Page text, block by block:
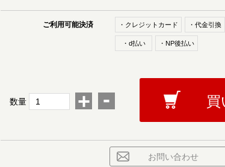
ご利用可能決済 ・クレジットカード ・代金引換
・d払い ・NP後払い
数量 + - 買
お問い合わせ